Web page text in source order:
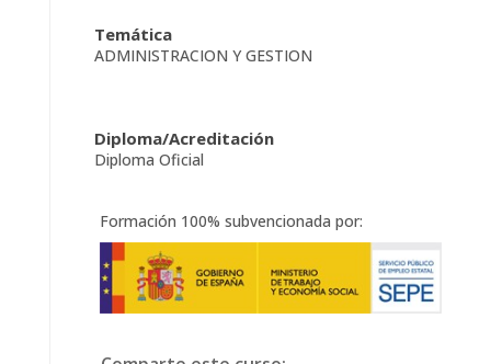
Temática
ADMINISTRACION Y GESTION
Diploma/Acreditación
Diploma Oficial
Formación 100% subvencionada por: